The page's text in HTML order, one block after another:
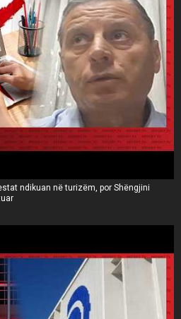
ndikuan në turizëm, por Shëngjini